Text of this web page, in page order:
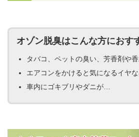
オゾン脱臭はこんな方におす
タバコ、ペットの臭い、芳香剤や
エアコンをかけると気になるイヤ
車内にゴキブリやダニが…